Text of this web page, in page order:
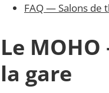
FAQ — Salons de
Le
la gare